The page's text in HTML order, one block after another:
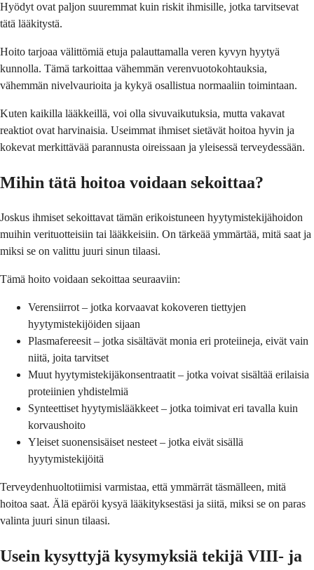
Hyödyt ovat paljon suuremmat kuin riskit ihmisille, jotka tarvitsevat
tätä lääkitystä.
Hoito tarjoaa välittömiä etuja palauttamalla veren kyvyn hyytyä
kunnolla. Tämä tarkoittaa vähemmän verenvuotokohtauksia,
vähemmän nivelvaurioita ja kykyä osallistua normaaliin toimintaan.
Kuten kaikilla lääkkeillä, voi olla sivuvaikutuksia, mutta vakavat
reaktiot ovat harvinaisia. Useimmat ihmiset sietävät hoitoa hyvin ja
kokevat merkittävää parannusta oireissaan ja yleisessä terveydessään.
Mihin tätä hoitoa voidaan sekoittaa?
Joskus ihmiset sekoittavat tämän erikoistuneen hyytymistekijähoidon
muihin verituotteisiin tai lääkkeisiin. On tärkeää ymmärtää, mitä saat ja
miksi se on valittu juuri sinun tilaasi.
Tämä hoito voidaan sekoittaa seuraaviin:
Verensiirrot – jotka korvaavat kokoveren tiettyjen
hyytymistekijöiden sijaan
Plasmafereesit – jotka sisältävät monia eri proteiineja, eivät vain
niitä, joita tarvitset
Muut hyytymistekijäkonsentraatit – jotka voivat sisältää erilaisia
proteiinien yhdistelmiä
Synteettiset hyytymislääkkeet – jotka toimivat eri tavalla kuin
korvaushoito
Yleiset suonensisäiset nesteet – jotka eivät sisällä
hyytymistekijöitä
Terveydenhuoltotiimisi varmistaa, että ymmärrät täsmälleen, mitä
hoitoa saat. Älä epäröi kysyä lääkityksestäsi ja siitä, miksi se on paras
valinta juuri sinun tilaasi.
Usein kysyttyjä kysymyksiä tekijä VIII- ja